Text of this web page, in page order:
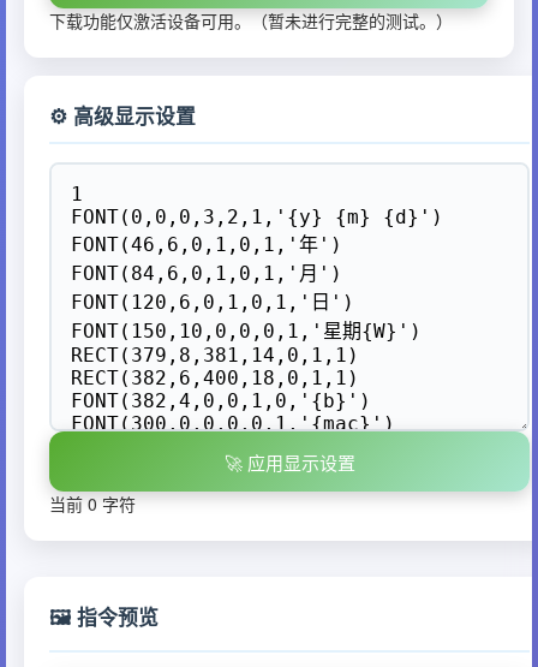
下载功能仅激活设备可用。（暂未进行完整的测试。）
⚙️ 高级显示设置
🚀 应用显示设置
当前 0 字符
🖼️ 指令预览